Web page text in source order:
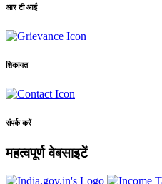
आर टी आई
शिकायत
संपर्क करें
महत्वपूर्ण वेबसाइटें